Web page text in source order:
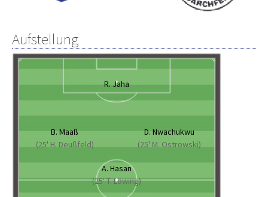
Aufstellung
R. Jaha
B. Maaß
(25' H. Deußfeld)
D. Nwachukwu
(25' M. Ostrowski)
A. Hasan
(25' T. Löwing)